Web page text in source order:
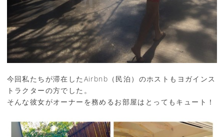
今回私たちが滞在したAirbnb（民泊）のホストもヨガインス
トラクターの方でした。
そんな彼女がオーナーを務めるお部屋はとってもキュート！